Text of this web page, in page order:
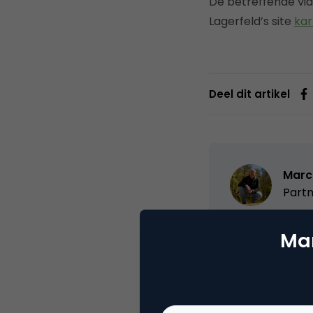
Lagerfeld’s site
Deel dit artikel
VPRO,